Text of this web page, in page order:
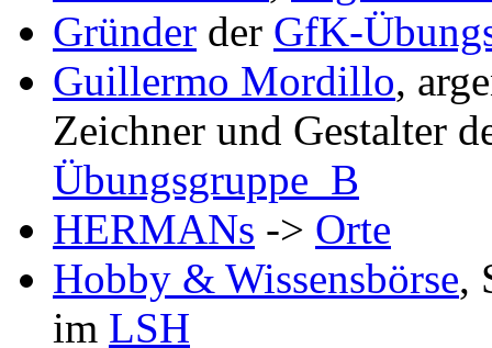
Gründer der GfK-
Guillermo Mordillo,
Zeichner und Gestalter
Übungsgruppe_B
HERMANs -> Orte
Hobby & Wissensbörse,
im LSH